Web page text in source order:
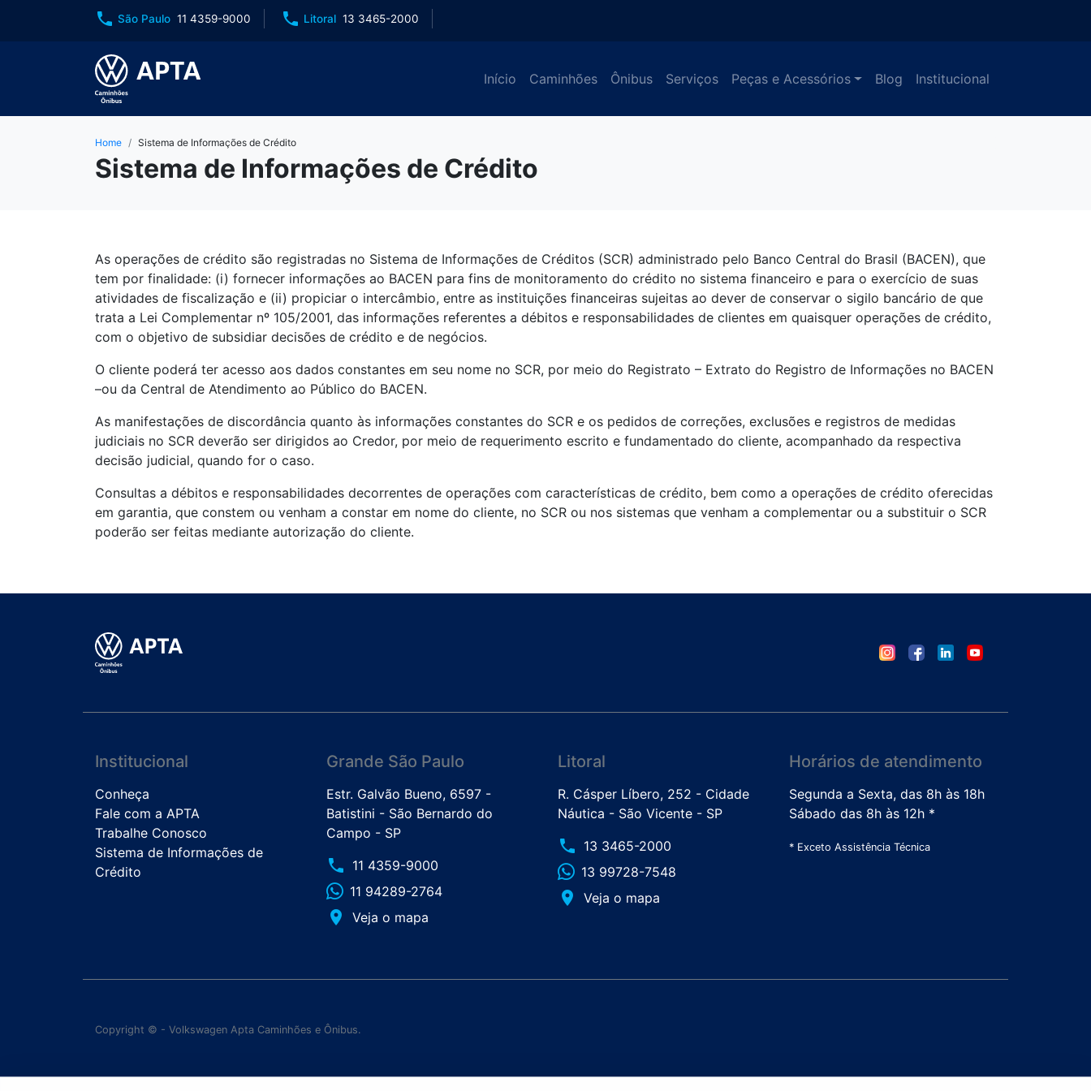
phone São Paulo 11 4359-9000 phone Litoral 13 3465-2000
Início Caminhões Ônibus Serviços Peças e Acessórios Blog Institucional
Home Sistema de Informações de Crédito
Sistema de Informações de Crédito
As operações de crédito são registradas no Sistema de Informações de Créditos (SCR) administrado pelo Banco Central do Brasil (BACEN), que
tem por finalidade: (i) fornecer informações ao BACEN para fins de monitoramento do crédito no sistema financeiro e para o exercício de suas
atividades de fiscalização e (ii) propiciar o intercâmbio, entre as instituições financeiras sujeitas ao dever de conservar o sigilo bancário de que
trata a Lei Complementar nº 105/2001, das informações referentes a débitos e responsabilidades de clientes em quaisquer operações de crédito,
com o objetivo de subsidiar decisões de crédito e de negócios.
O cliente poderá ter acesso aos dados constantes em seu nome no SCR, por meio do Registrato – Extrato do Registro de Informações no BACEN
–ou da Central de Atendimento ao Público do BACEN.
As manifestações de discordância quanto às informações constantes do SCR e os pedidos de correções, exclusões e registros de medidas
judiciais no SCR deverão ser dirigidos ao Credor, por meio de requerimento escrito e fundamentado do cliente, acompanhado da respectiva
decisão judicial, quando for o caso.
Consultas a débitos e responsabilidades decorrentes de operações com características de crédito, bem como a operações de crédito oferecidas
em garantia, que constem ou venham a constar em nome do cliente, no SCR ou nos sistemas que venham a complementar ou a substituir o SCR
poderão ser feitas mediante autorização do cliente.
Institucional
Conheça
Fale com a APTA
Trabalhe Conosco
Sistema de Informações de
Crédito
Grande São Paulo
Estr. Galvão Bueno, 6597 -
Batistini - São Bernardo do
Campo - SP
phone 11 4359-9000
11 94289-2764
place Veja o mapa
Litoral
R. Cásper Líbero, 252 - Cidade
Náutica - São Vicente - SP
phone 13 3465-2000
13 99728-7548
place Veja o mapa
Horários de atendimento
Segunda a Sexta, das 8h às 18h
Sábado das 8h às 12h *
* Exceto Assistência Técnica
Copyright © - Volkswagen Apta Caminhões e Ônibus.